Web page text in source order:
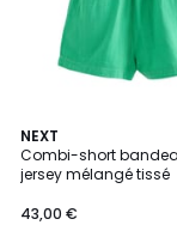
NEXT
Combi-short
jersey mélangé tissé
43,00 €